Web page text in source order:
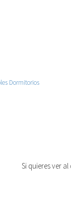
Si quieres ver